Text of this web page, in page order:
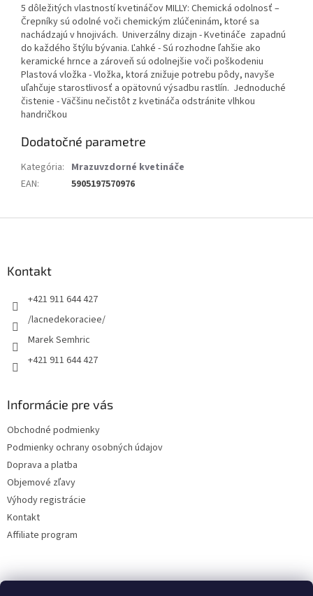
5 dôležitých vlastností kvetináčov MILLY: Chemická odolnosť –
Črepníky sú odolné voči chemickým zlúčeninám, ktoré sa
nachádzajú v hnojivách. Univerzálny dizajn - Kvetináče zapadnú
do každého štýlu bývania. Ľahké - Sú rozhodne ľahšie ako
keramické hrnce a zároveň sú odolnejšie voči poškodeniu
Plastová vložka - Vložka, ktorá znižuje potrebu pôdy, navyše
uľahčuje starostlivosť a opätovnú výsadbu rastlín. Jednoduché
čistenie - Väčšinu nečistôt z kvetináča odstránite vlhkou
handričkou
Dodatočné parametre
Kategória: Mrazuvzdorné kvetináče
EAN: 5905197570976
Kontakt
+421 911 644 427
/lacnedekoraciee/
Marek Semhric
+421 911 644 427
Informácie pre vás
Obchodné podmienky
Podmienky ochrany osobných údajov
Doprava a platba
Objemové zľavy
Výhody registrácie
Kontakt
Affiliate program